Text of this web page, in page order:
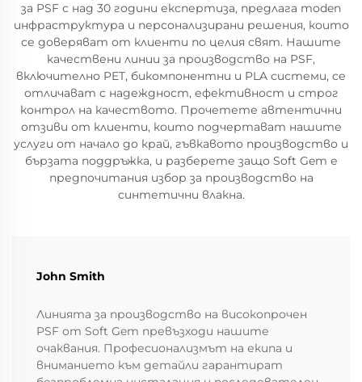
за PSF с над 30 години експертиза, предлага moden
инфраструктура и персонализирани решения, които
се доверяват от клиенти по целия свят. Нашите
качествени линии за производство на PSF,
включително PET, бикомпонентни и PLA системи, се
отличават с надеждност, ефективност и строг
контрол на качеството. Прочетете автентични
отзиви от клиенти, които подчертават нашите
услуги от начало до край, гъвкавото производство и
бързата поддръжка, и разберете защо Soft Gem е
предпочитания избор за производство на
синтетични влакна.
John Smith
Линията за производство на високопрочен
PSF от Soft Gem превъзходи нашите
очаквания. Професионализмът на екипа и
вниманието към детайли гарантират